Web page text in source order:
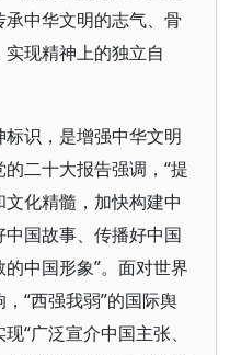
中华文明的志气、骨
现精神上的独立自
识，是增强中华文明
二十大报告强调，“提
化精髓，加快构建中
国故事、传播好中国
中国形象”。面对世界
“西强我弱”的国际舆
“广泛宣介中国主张、